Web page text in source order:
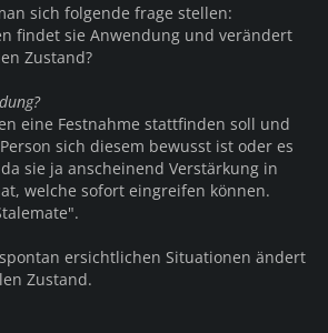
sich folgende frage stellen:
findet sie Anwendung und verändert
Zustand?
eine Festnahme stattfinden soll und
sich diesem bewusst ist oder es
sie ja anscheinend Verstärkung in
welche sofort eingreifen können.
ersichtlichen Situationen ändert
Zustand.